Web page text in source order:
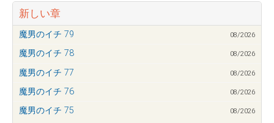
新しい章
魔男のイチ 79 08/2026
魔男のイチ 78 08/2026
魔男のイチ 77 08/2026
魔男のイチ 76 08/2026
魔男のイチ 75 08/2026